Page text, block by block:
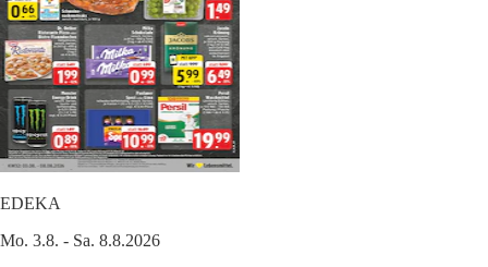
EDEKA
Mo. 3.8. - Sa. 8.8.2026